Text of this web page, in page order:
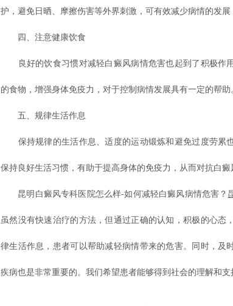
护，避免日晒、摩擦伤害等外界刺激，可有效减少病情的发展
四、注意健康饮食
良好的饮食习惯对减轻白癜风病情危害也起到了积极作
的食物，增强身体免疫力，对于控制病情发展具有一定的帮助
五、规律生活作息
保持规律的生活作息、适度的运动锻炼和避免过度劳累
保持良好生活习惯，有助于提高身体的免疫力，从而对抗白癜
昆明白癜风专科医院怎么样-如何减轻白癜风病情危害？
虽然没有快速治疗的方法，但通过正确的认知，积极的心态
律生活作息，患者可以帮助减轻病情带来的危害。同时，及
疾病也是非常重要的。我们希望患者能够得到社会的理解和支